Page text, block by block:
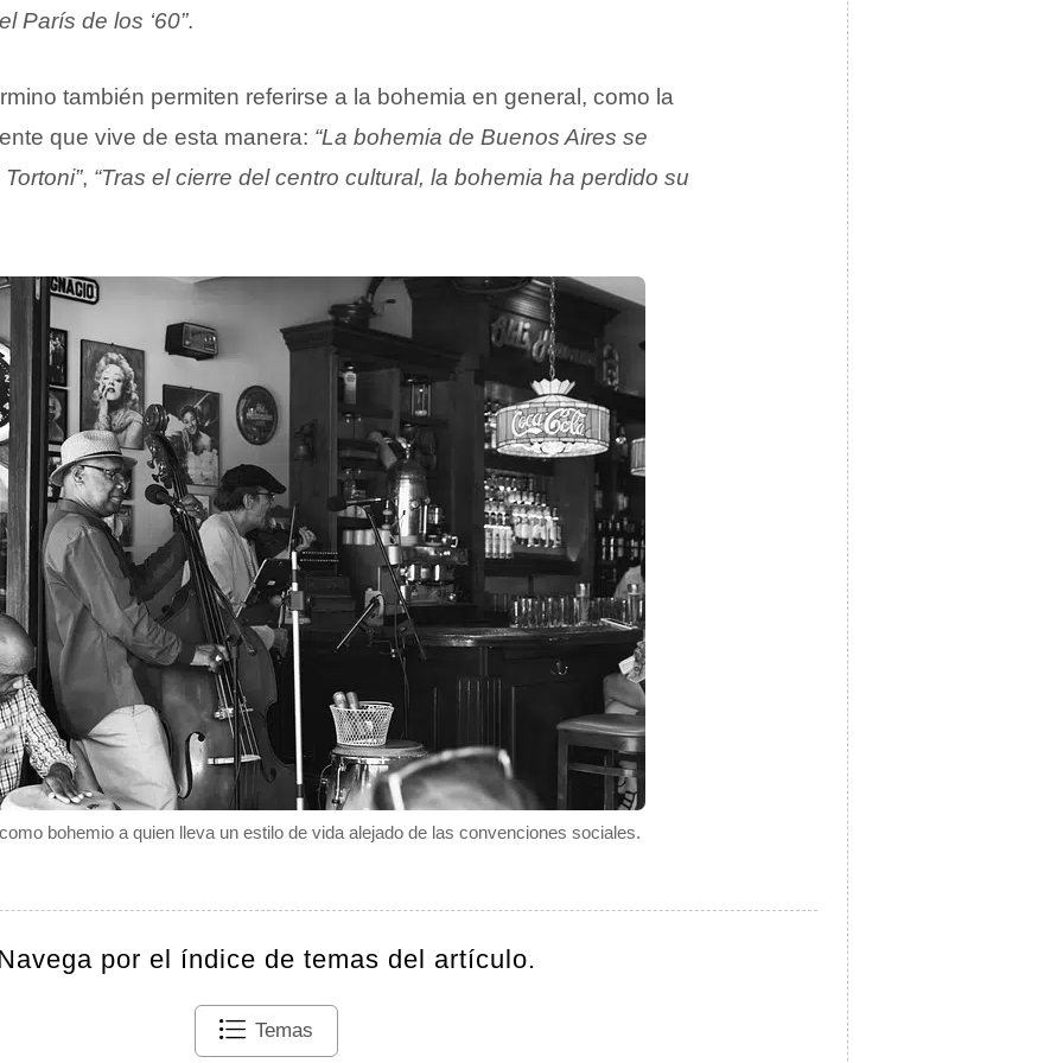
bohemio a quien lleva un estilo de vida alejado de las convenciones sociales.
París de los ‘60”.
también permiten referirse a la bohemia en general, como la
que vive de esta manera: “La bohemia de Buenos Aires se
, “Tras el cierre del centro cultural, la bohemia ha perdido su
por el índice de temas del artículo.
Temas